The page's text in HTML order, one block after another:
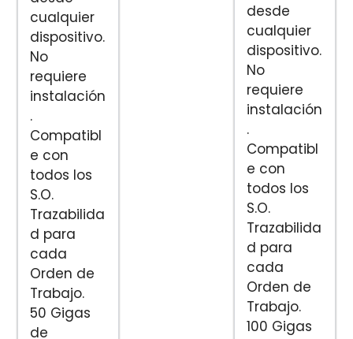
cualquier
dispositivo.
No
requiere
instalación
.
Compatibl
e con
todos los
S.O.
Trazabilida
d para
cada
Orden de
Trabajo.
50 Gigas
de
desde
cualquier
dispositivo.
No
requiere
instalación
.
Compatibl
e con
todos los
S.O.
Trazabilida
d para
cada
Orden de
Trabajo.
100 Gigas